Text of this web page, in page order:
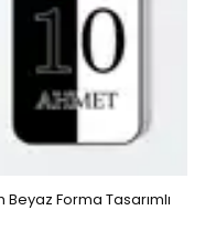
Beyaz Forma Tasarımlı